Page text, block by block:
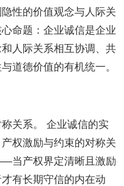
性的价值观念与人际关
命题：企业诚信是企业
人际关系相互协调、共
道德价值的有机统一。
关系。 企业诚信的实
权激励与约束的对称关
当产权界定清晰且激励
有长期守信的内在动